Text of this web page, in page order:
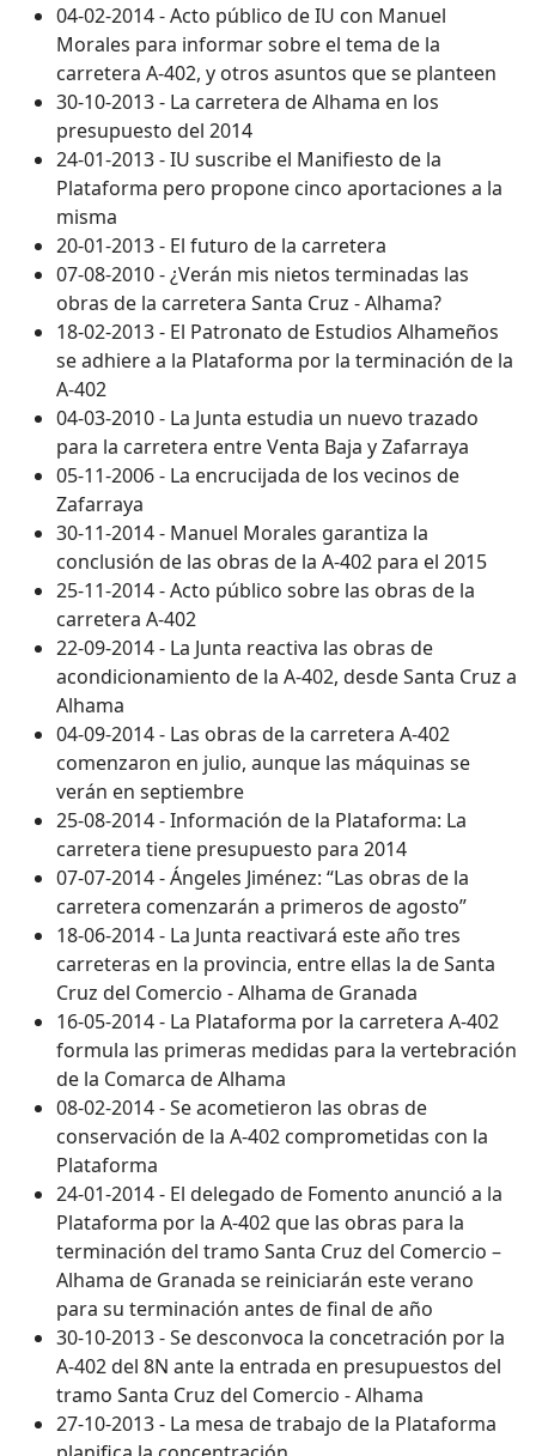
04-02-2014 - Acto público de IU con Manuel
Morales para informar sobre el tema de la
carretera A-402, y otros asuntos que se planteen
30-10-2013 - La carretera de Alhama en los
presupuesto del 2014
24-01-2013 - IU suscribe el Manifiesto de la
Plataforma pero propone cinco aportaciones a la
misma
20-01-2013 - El futuro de la carretera
07-08-2010 - ¿Verán mis nietos terminadas las
obras de la carretera Santa Cruz - Alhama?
18-02-2013 - El Patronato de Estudios Alhameños
se adhiere a la Plataforma por la terminación de la
A-402
04-03-2010 - La Junta estudia un nuevo trazado
para la carretera entre Venta Baja y Zafarraya
05-11-2006 - La encrucijada de los vecinos de
Zafarraya
30-11-2014 - Manuel Morales garantiza la
conclusión de las obras de la A-402 para el 2015
25-11-2014 - Acto público sobre las obras de la
carretera A-402
22-09-2014 - La Junta reactiva las obras de
acondicionamiento de la A-402, desde Santa Cruz a
Alhama
04-09-2014 - Las obras de la carretera A-402
comenzaron en julio, aunque las máquinas se
verán en septiembre
25-08-2014 - Información de la Plataforma: La
carretera tiene presupuesto para 2014
07-07-2014 - Ángeles Jiménez: “Las obras de la
carretera comenzarán a primeros de agosto”
18-06-2014 - La Junta reactivará este año tres
carreteras en la provincia, entre ellas la de Santa
Cruz del Comercio - Alhama de Granada
16-05-2014 - La Plataforma por la carretera A-402
formula las primeras medidas para la vertebración
de la Comarca de Alhama
08-02-2014 - Se acometieron las obras de
conservación de la A-402 comprometidas con la
Plataforma
24-01-2014 - El delegado de Fomento anunció a la
Plataforma por la A-402 que las obras para la
terminación del tramo Santa Cruz del Comercio –
Alhama de Granada se reiniciarán este verano
para su terminación antes de final de año
30-10-2013 - Se desconvoca la concetración por la
A-402 del 8N ante la entrada en presupuestos del
tramo Santa Cruz del Comercio - Alhama
27-10-2013 - La mesa de trabajo de la Plataforma